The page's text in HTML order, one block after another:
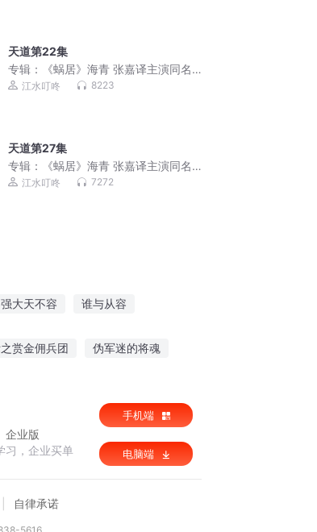
天道第22集
专辑：
《蜗居》海青 张嘉译主演同名电
视剧，作者六六
江水叮咚 8223
天道第27集
专辑：
《蜗居》海青 张嘉译主演同名电
视剧，作者六六
江水叮咚 7272
大天不容 谁与从容
赏金佣兵团 伪军迷的将魂
企业版
习，企业买单
手机端
电脑端
自律承诺